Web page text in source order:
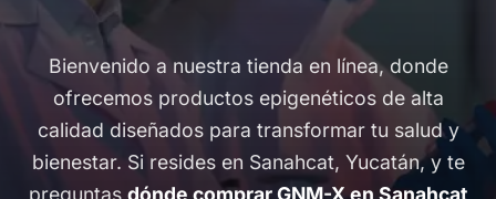
Bienvenido a nuestra tienda en línea, donde
ofrecemos productos epigenéticos de alta
calidad diseñados para transformar tu salud y
bienestar. Si resides en Sanahcat, Yucatán, y te
preguntas dónde comprar GNM-X en Sanahcat